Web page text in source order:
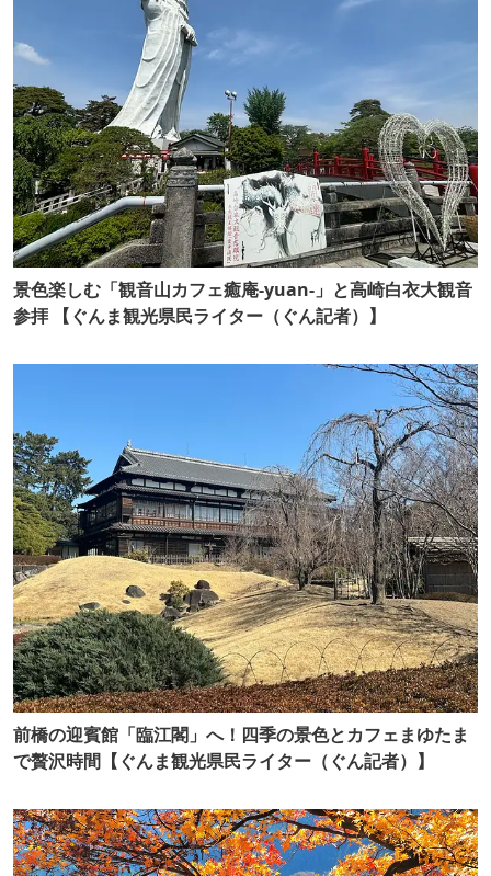
景色楽しむ「観音山カフェ癒庵-yuan-」と高崎白衣大観音
参拝 【ぐんま観光県民ライター（ぐん記者）】
前橋の迎賓館「臨江閣」へ！四季の景色とカフェまゆたま
で贅沢時間【ぐんま観光県民ライター（ぐん記者）】